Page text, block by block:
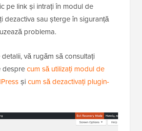
pe link și intrați în modul de
dezactiva sau șterge în siguranță
problema.
vă rugăm să consultați
desprecum să utilizați modul de
șicum să dezactivați plugin-